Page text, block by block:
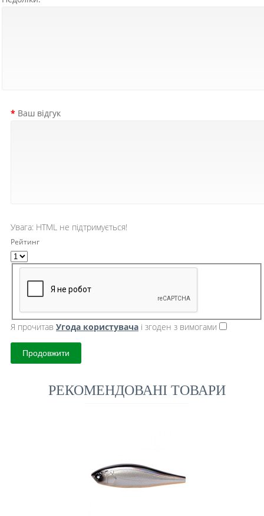
Ваш відгук
Увага: HTML не підтримується!
Рейтинг
Я прочитав Угода користувача і згоден з вимогами
Продовжити
РЕКОМЕНДОВАНІ ТОВАРИ